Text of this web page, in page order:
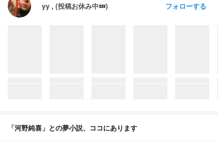
yy , (投稿お休み中💤) フォローする
「河野純喜」との夢小説、ココにあります